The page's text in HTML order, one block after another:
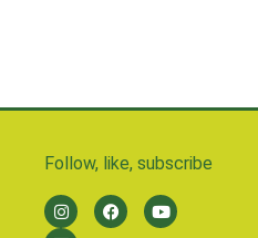
Follow, like, subscribe